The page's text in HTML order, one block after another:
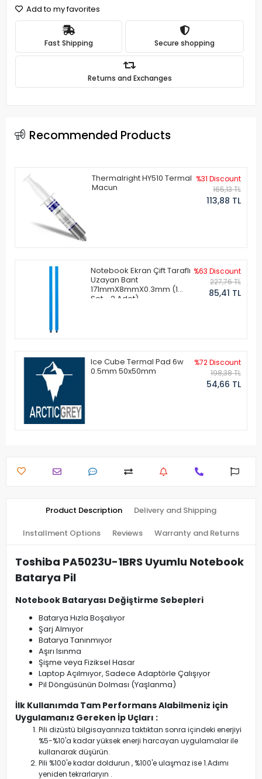
Add to my favorites
Fast Shipping Secure shopping
Returns and Exchanges
Recommended Products
Thermalright HY510 Termal
Macun
%31 Discount
165,13 TL
113,88 TL
Notebook Ekran Çift Taraflı
Uzayan Bant
171mmX8mmX0.3mm (1
Set - 2 Adet)
%63 Discount
227,76 TL
85,41 TL
Ice Cube Termal Pad 6w
0.5mm 50x50mm
%72 Discount
198,38 TL
54,66 TL
Product Description Delivery and Shipping
Installment Options Reviews Warranty and Returns
Toshiba PA5023U-1BRS Uyumlu Notebook
Batarya Pil
Notebook Bataryası Değiştirme Sebepleri
Batarya Hızla Boşalıyor
Şarj Almıyor
Batarya Tanınmıyor
Aşırı Isınma
Şişme veya Fiziksel Hasar
Laptop Açılmıyor, Sadece Adaptörle Çalışıyor
Pil Döngüsünün Dolması (Yaşlanma)
İlk Kullanımda Tam Performans Alabilmeniz için
Uygulamanız Gereken İp Uçları :
Pili dizüstü bilgisayarınıza taktıktan sonra içindeki enerjiyi
%5-%10'a kadar yüksek enerji harcayan uygulamalar ile
kullanarak düşürün.
Pili %100'e kadar doldurun , %100'e ulaşmaz ise 1.Adımı
yeniden tekrarlaryın .